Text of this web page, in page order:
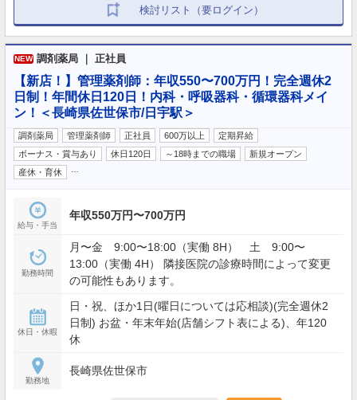
検討リスト（要ログイン）
NEW 調剤薬局 ｜ 正社員
【新店！】管理薬剤師：年収550〜700万円！完全週休2
日制！年間休日120日！内科・呼吸器科・循環器科メイ
ン！＜長崎県佐世保市/日宇駅＞
調剤薬局 管理薬剤師 正社員 600万以上
定期昇給
ボーナス・賞与あり
休日120日 ～18時までの職場
新規オープン
産休・育休
給与・手当
年収550万円〜700万円
勤務時間
月〜金 9:00〜18:00（実働 8H） 土 9:00〜
13:00（実働 4H） 隣接医院の診療時間によって変更
の可能性もあります。
休日・休暇
日・祝、ほか1日(曜日については応相談)(完全週休2
日制) お盆・年末年始(店舗シフト表による)、年120
休
勤務地
長崎県佐世保市